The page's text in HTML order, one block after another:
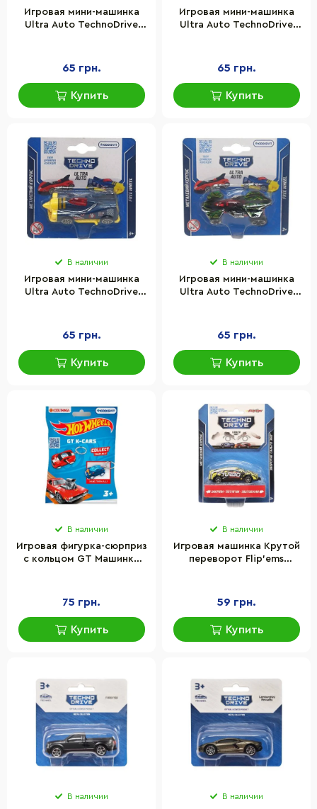
Игровая мини-машинка
Ultra Auto TechnoDrive
65 грн.
Купить
Игровая мини-машинка
Ultra Auto TechnoDrive
65 грн.
Купить
В наличии
Игровая мини-машинка
Ultra Auto TechnoDrive
65 грн.
Купить
В наличии
Игровая мини-машинка
Ultra Auto TechnoDrive
65 грн.
Купить
В наличии
Игровая фигурка-сюрприз
с кольцом GT Машинка
ассортименте
75 грн.
Купить
В наличии
Игровая машинка Крутой
переворот Flip'ems
59 грн.
Купить
В наличии В наличии